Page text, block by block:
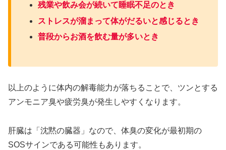
残業や飲み会が続いて睡眠不足のとき
ストレスが溜まって体がだるいと感じるとき
普段からお酒を飲む量が多いとき
以上のように体内の解毒能力が落ちることで、ツンとする
アンモニア臭や疲労臭が発生しやすくなります。
肝臓は「沈黙の臓器」なので、体臭の変化が最初期の
SOSサインである可能性もあります。